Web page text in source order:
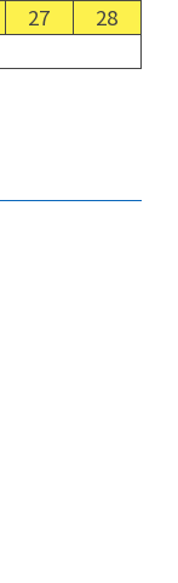
27
28